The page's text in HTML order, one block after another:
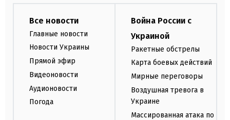
Все новости
Главные новости
Новости Украины
Прямой эфир
Видеоновости
Аудионовости
Погода
Война России с
Украиной
Ракетные обстрелы
Карта боевых действий
Мирные переговоры
Воздушная тревога в
Украине
Массированная атака по